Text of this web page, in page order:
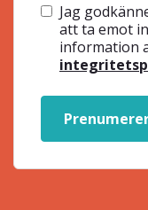
Jag
att ta emot
information